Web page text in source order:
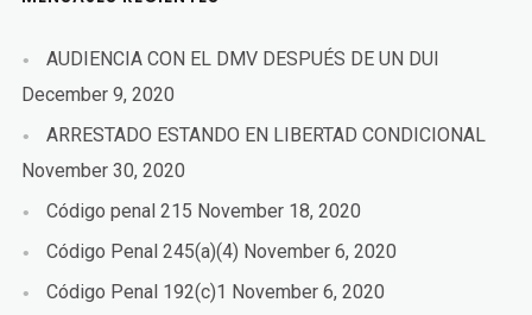
AUDIENCIA CON EL DMV DESPUÉS DE UN DUI
December 9, 2020
ARRESTADO ESTANDO EN LIBERTAD CONDICIONAL
November 30, 2020
Código penal 215 November 18, 2020
Código Penal 245(a)(4) November 6, 2020
Código Penal 192(c)1 November 6, 2020